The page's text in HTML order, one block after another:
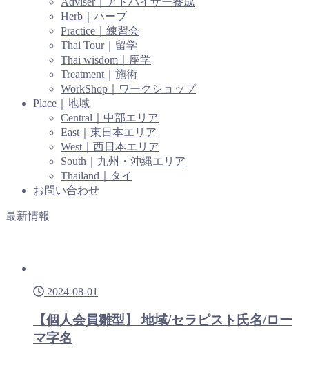
Herb｜ハーブ
Practice｜練習会
Thai Tour｜留学
Thai wisdom｜座学
Treatment｜施術
WorkShop｜ワークショップ
Place｜地域
Central｜中部エリア
East｜東日本エリア
West｜西日本エリア
South｜九州・沖縄エリア
Thailand｜タイ
お問い合わせ
最新情報
2024-08-01
【個人会員雛型】 地域/セラピスト氏名/ロー
マ字名